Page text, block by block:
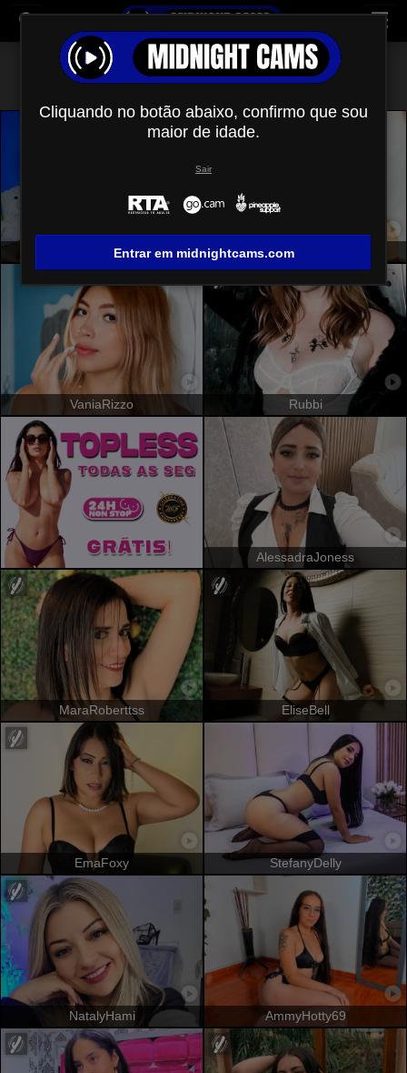
Todos (682) Médio ×
MarinahSexy KatarinaNovak
VaniaRizzo Rubbi
AlessadraJoness
MaraRoberttss EliseBell
EmaFoxy StefanyDelly
NatalyHami AmmyHotty69
Cliquando no botão abaixo, confirmo que sou
maior de idade.
Sair
Entrar em midnightcams.com